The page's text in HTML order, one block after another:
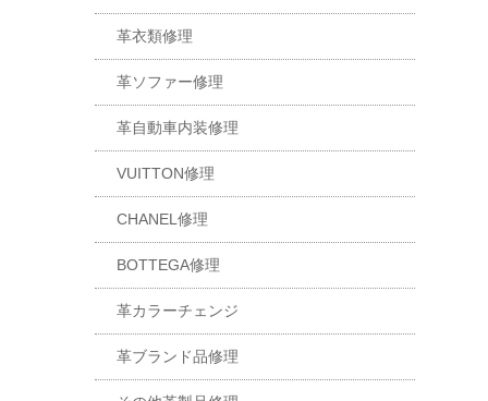
革衣類修理
革ソファー修理
革自動車内装修理
VUITTON修理
CHANEL修理
BOTTEGA修理
革カラーチェンジ
革ブランド品修理